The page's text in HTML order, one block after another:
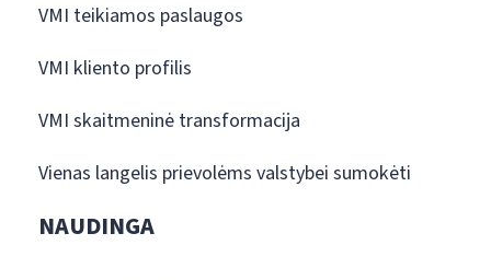
VMI teikiamos paslaugos
VMI kliento profilis
VMI skaitmeninė transformacija
Vienas langelis prievolėms valstybei sumokėti
NAUDINGA